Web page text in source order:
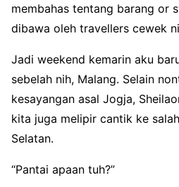
membahas tentang barang or
dibawa oleh travellers cewek
Jadi weekend kemarin aku
sebelah nih, Malang. Selain
kesayangan asal Jogja,
kita juga melipir cantik ke
Selatan.
“Pantai apaan tuh?”